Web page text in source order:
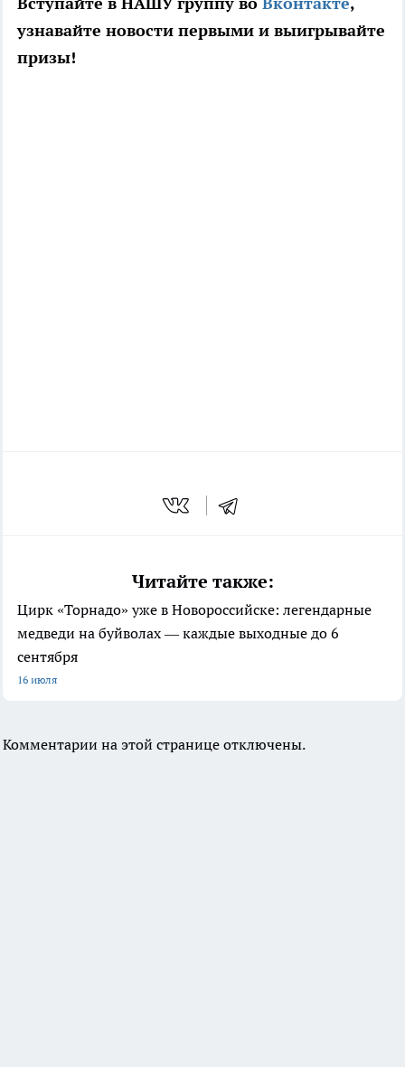
узнавайте новости первыми и выигрывайте
призы!
Читайте также:
Цирк «Торнадо» уже в Новороссийске: легендарные
медведи на буйволах — каждые выходные до 6
сентября
16 июля
Комментарии на этой странице отключены.